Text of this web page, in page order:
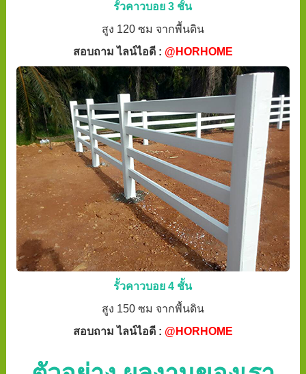
รั้วคาวบอย 3 ชั้น
สูง 120 ซม จากพื้นดิน
สอบถาม ไลน์ไอดี : @HORHOME
รั้วคาวบอย 4 ชั้น
สูง 150 ซม จากพื้นดิน
สอบถาม ไลน์ไอดี : @HORHOME